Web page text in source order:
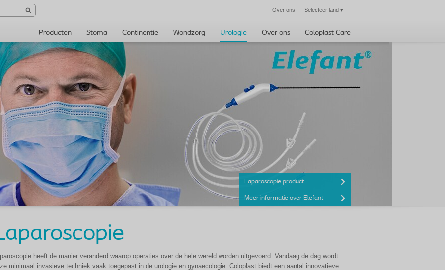
Sluiten
Over ons Selecteer land ▾
Producten Stoma Continentie Wondzorg Urologie Over ons Coloplast Care
Laparoscopie product
Meer informatie over Elefant
heeft de manier veranderd waarop operaties over de hele wereld worden uitgevoerd. Vandaag de dag wordt
minimaal invasieve techniek vaak toegepast in de urologie en gynaecologie. Coloplast biedt een aantal innovatieve